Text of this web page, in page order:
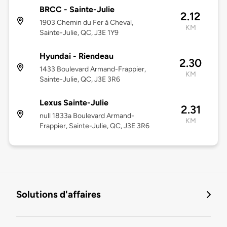
BRCC - Sainte-Julie
1903 Chemin du Fer à Cheval,
Sainte-Julie, QC, J3E 1Y9
2.12
KM
Hyundai - Riendeau
1433 Boulevard Armand-Frappier,
Sainte-Julie, QC, J3E 3R6
2.30
KM
Lexus Sainte-Julie
null 1833a Boulevard Armand-
Frappier, Sainte-Julie, QC, J3E 3R6
2.31
KM
Solutions d'affaires